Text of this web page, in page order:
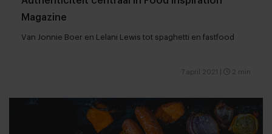
Magazine
Van Jonnie Boer en Lelani Lewis tot spaghetti en fastfood
7 april 2021 2 min